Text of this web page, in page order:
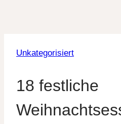
Unkategorisiert
18 festliche